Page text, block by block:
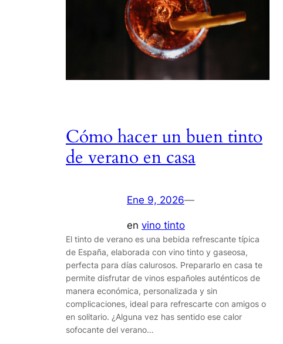
Cómo hacer un buen tinto
de verano en casa
Ene 9, 2026—
en vino tinto
El tinto de verano es una bebida refrescante típica
de España, elaborada con vino tinto y gaseosa,
perfecta para días calurosos. Prepararlo en casa te
permite disfrutar de vinos españoles auténticos de
manera económica, personalizada y sin
complicaciones, ideal para refrescarte con amigos o
en solitario. ¿Alguna vez has sentido ese calor
sofocante del verano…